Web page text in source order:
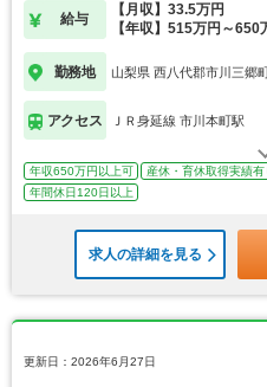
給与
【月収】33.5万円
【年収】515万円～650
勤務地 山梨県 西八代郡市川三郷
アクセス ＪＲ身延線 市川本町駅
年収650万円以上可 産休・育休取得実績有
年間休日120日以上
求人の詳細を見る
更新日：2026年6月27日